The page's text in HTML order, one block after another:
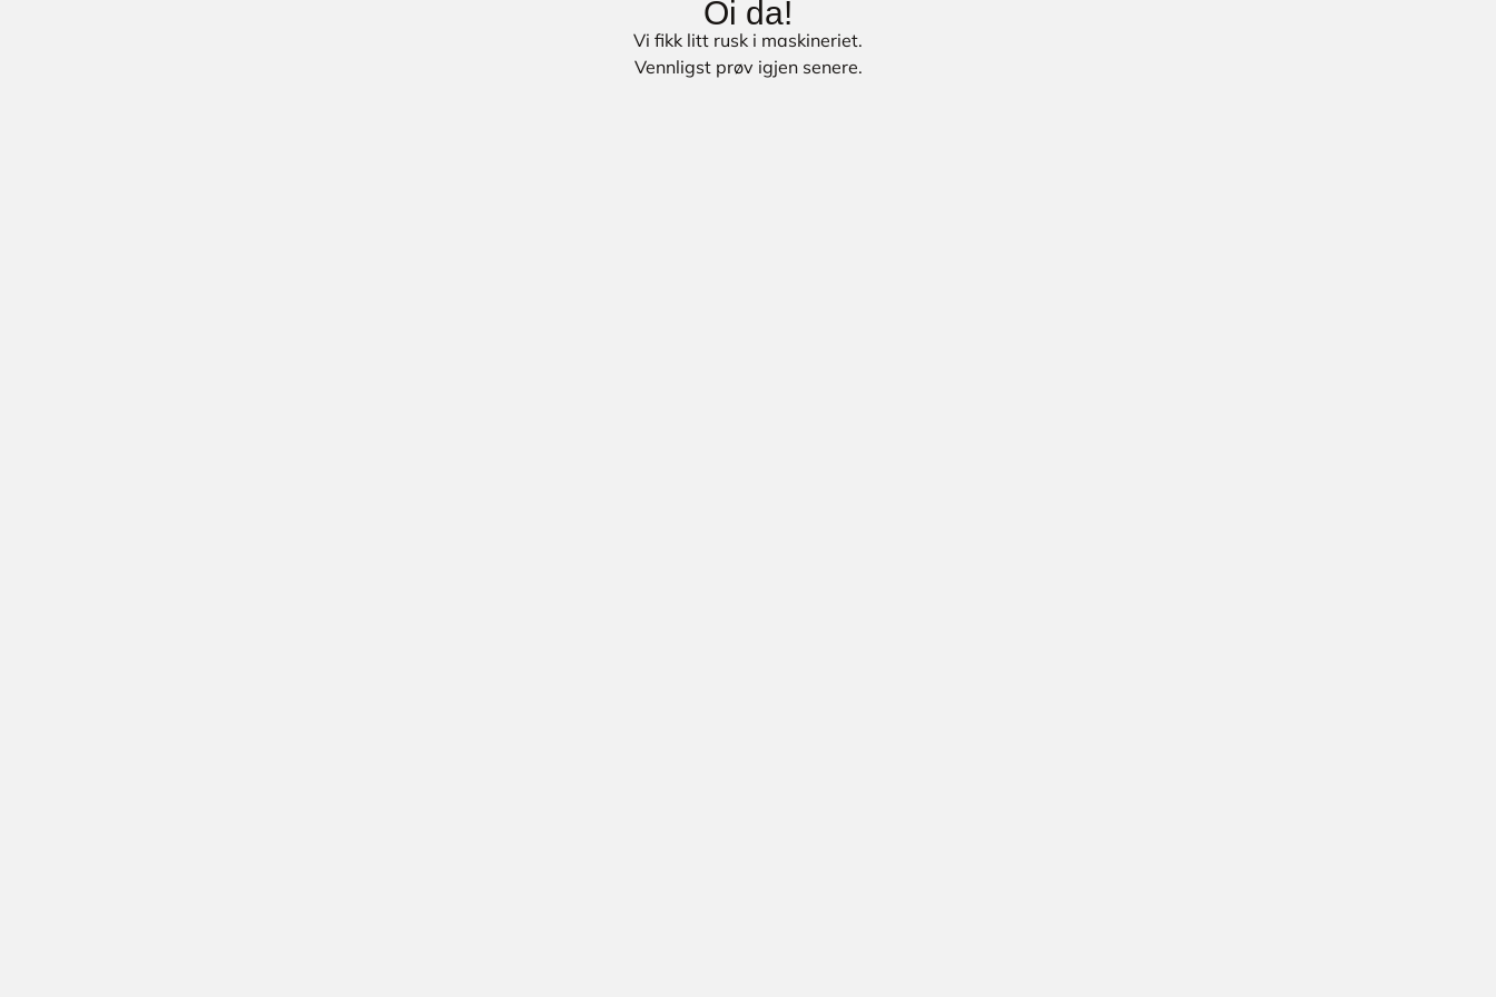
Oi da!
Vi fikk litt rusk i maskineriet.
Vennligst prøv igjen senere.